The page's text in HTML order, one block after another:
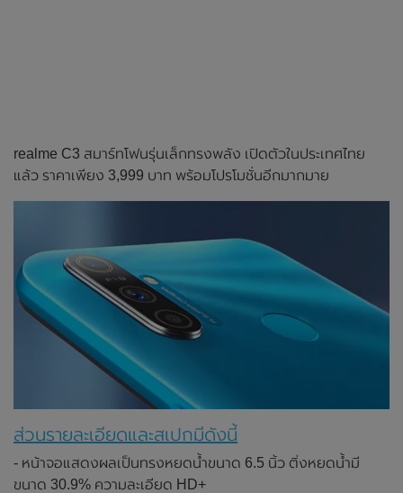
realme C3 สมาร์ทโฟนรุ่นเล็กทรงพลัง เปิดตัวในประเทศไทย
แล้ว ราคาเพียง 3,999 บาท พร้อมโปรโมชั่นอีกมากมาย
ส่วนรายละเอียดและสเปกมีดังนี้
- หน้าจอแสดงผลเป็นทรงหยดน้ำขนาด 6.5 นิ้ว ติ่งหยดน้ำมี
ขนาด 30.9% ความละเอียด HD+